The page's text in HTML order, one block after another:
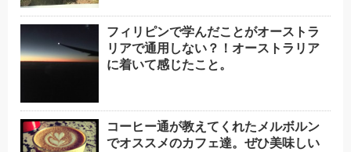
フィリピンで学んだことがオーストラ
リアで通用しない？！オーストラリア
に着いて感じたこと。
コーヒー通が教えてくれたメルボルン
でオススメのカフェ達。ぜひ美味しい